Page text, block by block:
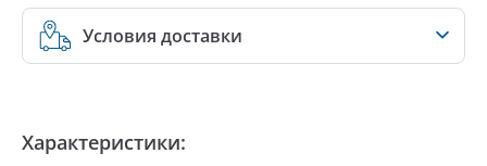
Условия доставки
Характеристики: